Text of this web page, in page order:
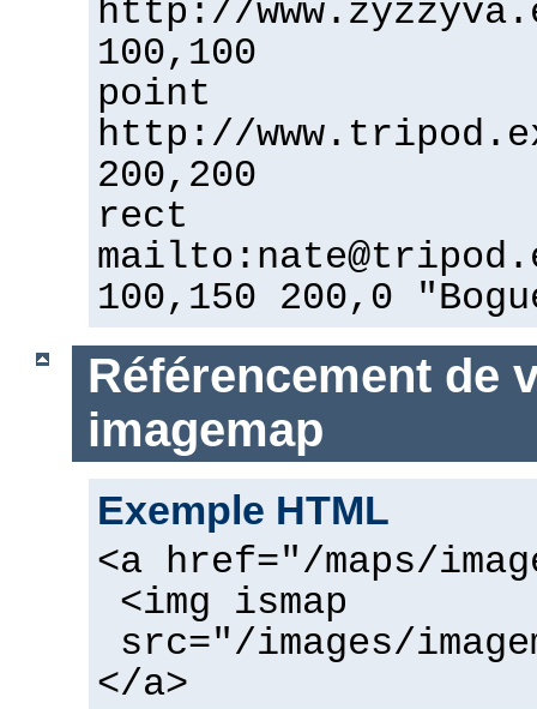
http://
100,100
point
http://
200,200
rect
100,150 200,0
Référencement de
imagemap
Exemple HTML
<a href="/maps/
<img ismap
src="/images/
</a>